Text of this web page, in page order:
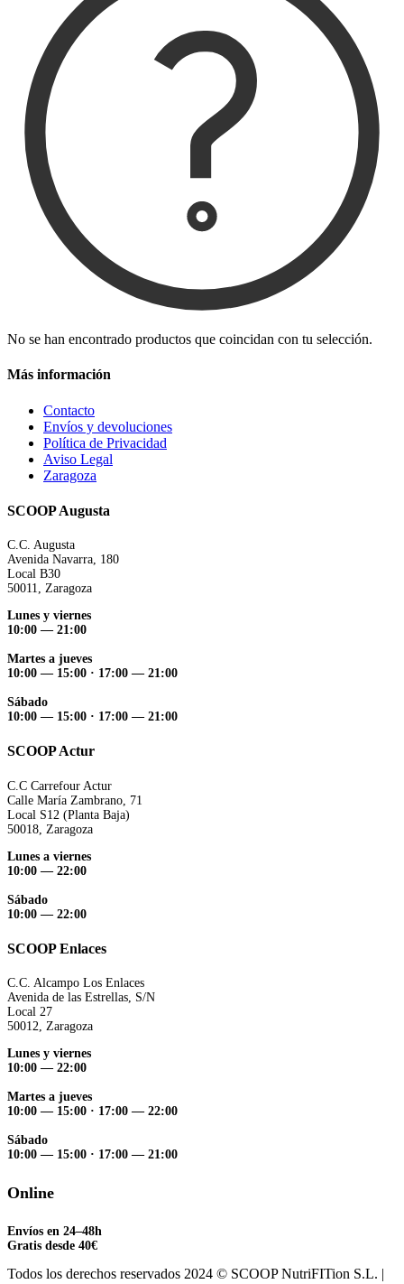
No se han encontrado productos que coincidan con tu selección.
Más información
Contacto
Envíos y devoluciones
Política de Privacidad
Aviso Legal
Zaragoza
SCOOP Augusta
C.C. Augusta
Avenida Navarra, 180
Local B30
50011, Zaragoza
Lunes y viernes
10:00 — 21:00
Martes a jueves
10:00 — 15:00 · 17:00 — 21:00
Sábado
10:00 — 15:00 · 17:00 — 21:00
SCOOP Actur
C.C Carrefour Actur
Calle María Zambrano, 71
Local S12 (Planta Baja)
50018, Zaragoza
Lunes a viernes
10:00 — 22:00
Sábado
10:00 — 22:00
SCOOP Enlaces
C.C. Alcampo Los Enlaces
Avenida de las Estrellas, S/N
Local 27
50012, Zaragoza
Lunes y viernes
10:00 — 22:00
Martes a jueves
10:00 — 15:00 · 17:00 — 22:00
Sábado
10:00 — 15:00 · 17:00 — 21:00
Online
Envíos en 24–48h
Gratis desde 40€
Todos los derechos reservados 2024 © SCOOP NutriFITion S.L. |